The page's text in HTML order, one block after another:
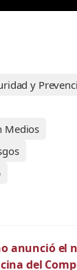
y
Medios
anunció el
del